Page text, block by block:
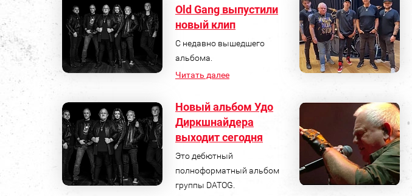
Old Gang выпустили
новый клип
C недавно вышедшего
альбома.
Читать далее
Новый альбом Удо
Диркшнайдера
выходит сегодня
Это дебютный
полноформатный альбом
группы DATOG.